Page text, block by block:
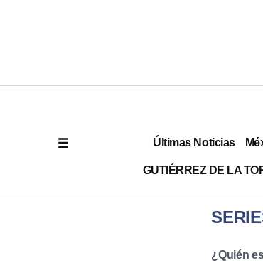
Últimas Noticias
GUTIÉRREZ DE LA
¿Quién